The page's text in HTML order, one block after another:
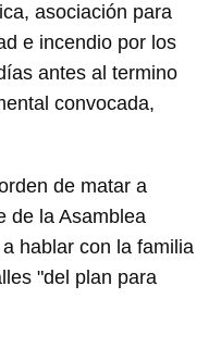
asociación para
e incendio por los
antes al termino
convocada,
de matar a
de la Asamblea
hablar con la familia
"del plan para